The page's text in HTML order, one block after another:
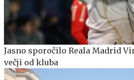
Jasno sporočilo Reala Madrid
večji od kluba